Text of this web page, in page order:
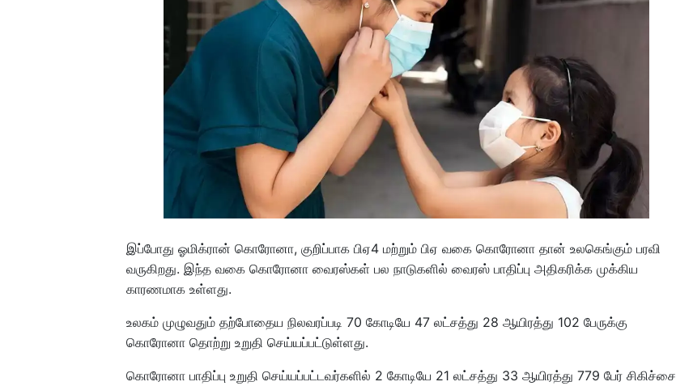
இப்போது ஓமிக்ரான் கொரோனா, குறிப்பாக பிஏ4 மற்றும் பிஏ வகை கொரோனா தான் உலகெங்கும் பரவி
வருகிறது. இந்த வகை கொரோனா வைரஸ்கள் பல நாடுகளில் வைரஸ் பாதிப்பு அதிகரிக்க முக்கிய
காரணமாக உள்ளது.
உலகம் முழுவதும் தற்போதைய நிலவரப்படி 70 கோடியே 47 லட்சத்து 28 ஆயிரத்து 102 பேருக்கு
கொரோனா தொற்று உறுதி செய்யப்பட்டுள்ளது.
கொரோனா பாதிப்பு உறுதி செய்யப்பட்டவர்களில் 2 கோடியே 21 லட்சத்து 33 ஆயிரத்து 779 பேர் சிகிச்சை